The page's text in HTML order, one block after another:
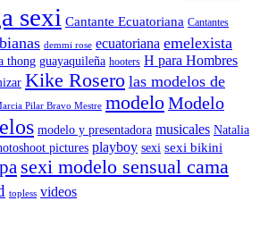
sexi Cantante Ecuatoriana Cantantes
demmi rose ecuatoriana emelexista
thong guayaquileña hooters H para Hombres
Kike Rosero las modelos de
Pilar Bravo Mestre modeloModelo
modelo y presentadora musicales Natalia
pictures playboy sexi sexi bikini
sexi modelo sensual cama
topless videos